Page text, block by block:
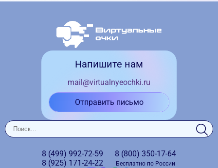
Напишите нам
mail@virtualnyeochki.ru
Отправить письмо
8 (499) 992-72-59
8 (925) 171-24-22
8 (800) 350-17-64
Бесплатно по России